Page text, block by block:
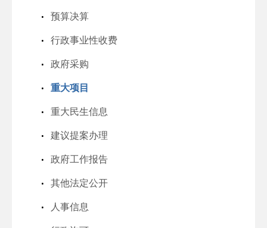
预算决算
行政事业性收费
政府采购
重大项目
重大民生信息
建议提案办理
政府工作报告
其他法定公开
人事信息